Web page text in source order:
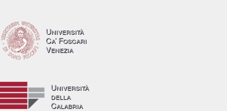
Università
Ca’ Foscari
Venezia
Università
della
Calabria